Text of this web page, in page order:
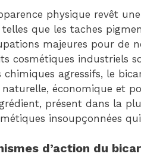
physique revêt
que les taches
majeures pour de
cosmétiques industriels
agressifs, le
économique et
présent dans la
insoupçonnées
d’action du